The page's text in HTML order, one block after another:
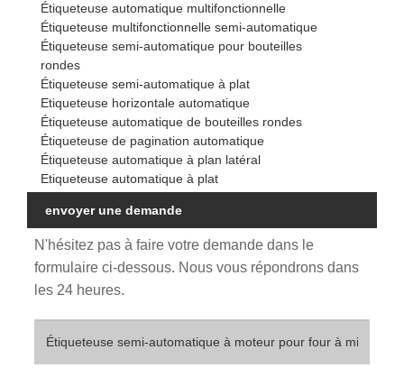
Étiqueteuse automatique multifonctionnelle
Étiqueteuse multifonctionnelle semi-automatique
Étiqueteuse semi-automatique pour bouteilles
rondes
Étiqueteuse semi-automatique à plat
Etiqueteuse horizontale automatique
Étiqueteuse automatique de bouteilles rondes
Étiqueteuse de pagination automatique
Étiqueteuse automatique à plan latéral
Etiqueteuse automatique à plat
envoyer une demande
N'hésitez pas à faire votre demande dans le
formulaire ci-dessous. Nous vous répondrons dans
les 24 heures.